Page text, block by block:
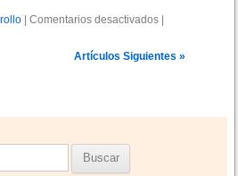
| Comentarios desactivadose
I
r
|
Artículos Siguientes »